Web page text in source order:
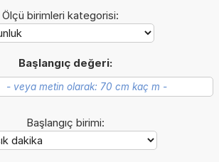
Ölçü birimleri kategorisi:
Başlangıç değeri:
Başlangıç birimi: